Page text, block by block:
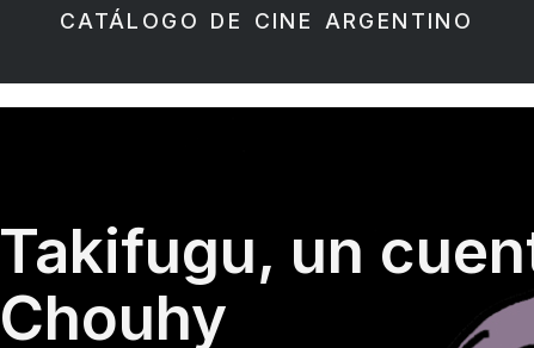
CATÁLOGO DE CINE ARGENTINO
Takifugu, un
Chouhy